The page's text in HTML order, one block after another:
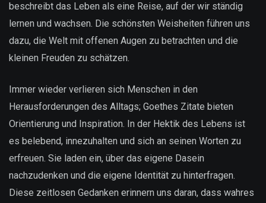
beschreibt das Leben als eine Reise, auf der wir ständig
lernen und wachsen. Die schönsten Weisheiten führen uns
dazu, die Welt mit offenen Augen zu betrachten und die
kleinen Freuden zu schätzen.
Immer wieder verlieren sich Menschen in den
Herausforderungen des Alltags; Goethes Zitate bieten
Orientierung und Inspiration. In der Hektik des Lebens ist
es belebend, innezuhalten und sich an seinen Worten zu
erfreuen. Sie laden ein, über das eigene Dasein
nachzudenken und die eigene Identität zu hinterfragen.
Diese zeitlosen Gedanken erinnern uns daran, dass wahres